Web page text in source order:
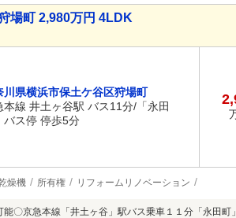
場町 2,980万円 4LDK
川県横浜市保土ケ谷区狩場町
本線 井土ヶ谷駅 バス11分/「永田
バス停 停歩5分
燥機 所有権 リフォームリノベーション
〇京急本線「井土ヶ谷」駅バス乗車１１分「永田